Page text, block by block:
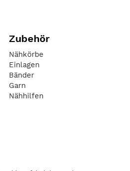
Zubehör
Nähkörbe
Einlagen
Bänder
Garn
Nähhilfen